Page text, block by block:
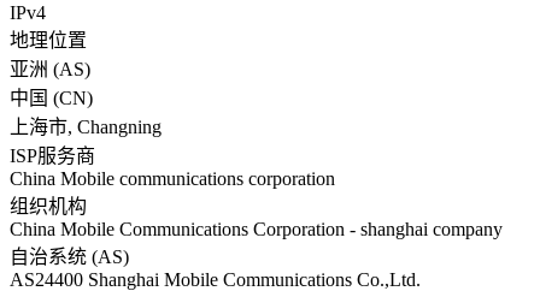
IPv4
地理位置
亚洲 (AS)
中国 (CN)
上海市, Changning
ISP服务商
China Mobile communications corporation
组织机构
China Mobile Communications Corporation - shanghai company
自治系统 (AS)
AS24400 Shanghai Mobile Communications Co.,Ltd.